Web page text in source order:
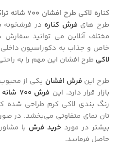
کناره لاکی طرح افشان 700 شانه تراکم 2100 کد 1213
طرح های فرش کناره در
مختلف آنلاین می توانید
خاص و جذاب به دکوراسیون داخلی
لاکی طرح افشان این مهم را به
طرح این فرش افشان یکی از
بازار قرار دارد. این فرش 700 شانه تراکم 2100
رنگ‌ بندی لاکی کرم طراحی شده
تان نمای متفاوتی می‌بخشد. در
بیشتر در مورد خرید فرش با
حاصل فرمایید.